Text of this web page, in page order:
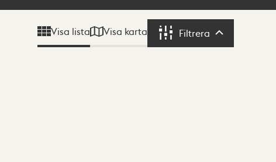
Visa lista Visa karta Filtrera Filtrera